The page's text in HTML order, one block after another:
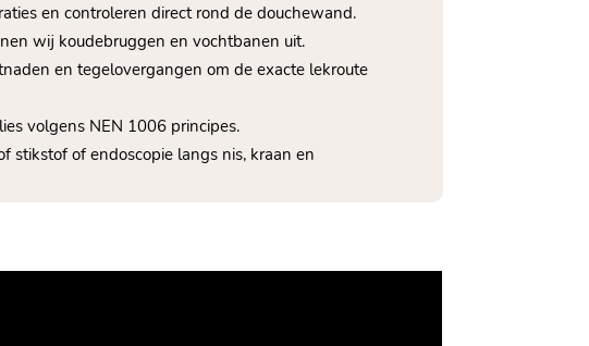
en controleren direct rond de douchewand.
wij koudebruggen en vochtbanen uit.
en tegelovergangen om de exacte lekroute
volgens NEN 1006 principes.
stikstof of endoscopie langs nis, kraan en